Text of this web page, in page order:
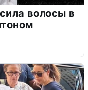
волосы в